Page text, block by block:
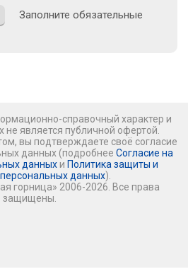
Заполните обязательные
справочный характер и
не является публичной офертой.
вы подтверждаете своё согласие
данных (подробнее Согласие на
данных и Политика защиты и
данных).
горница» 2006-2026. Все права
защищены.